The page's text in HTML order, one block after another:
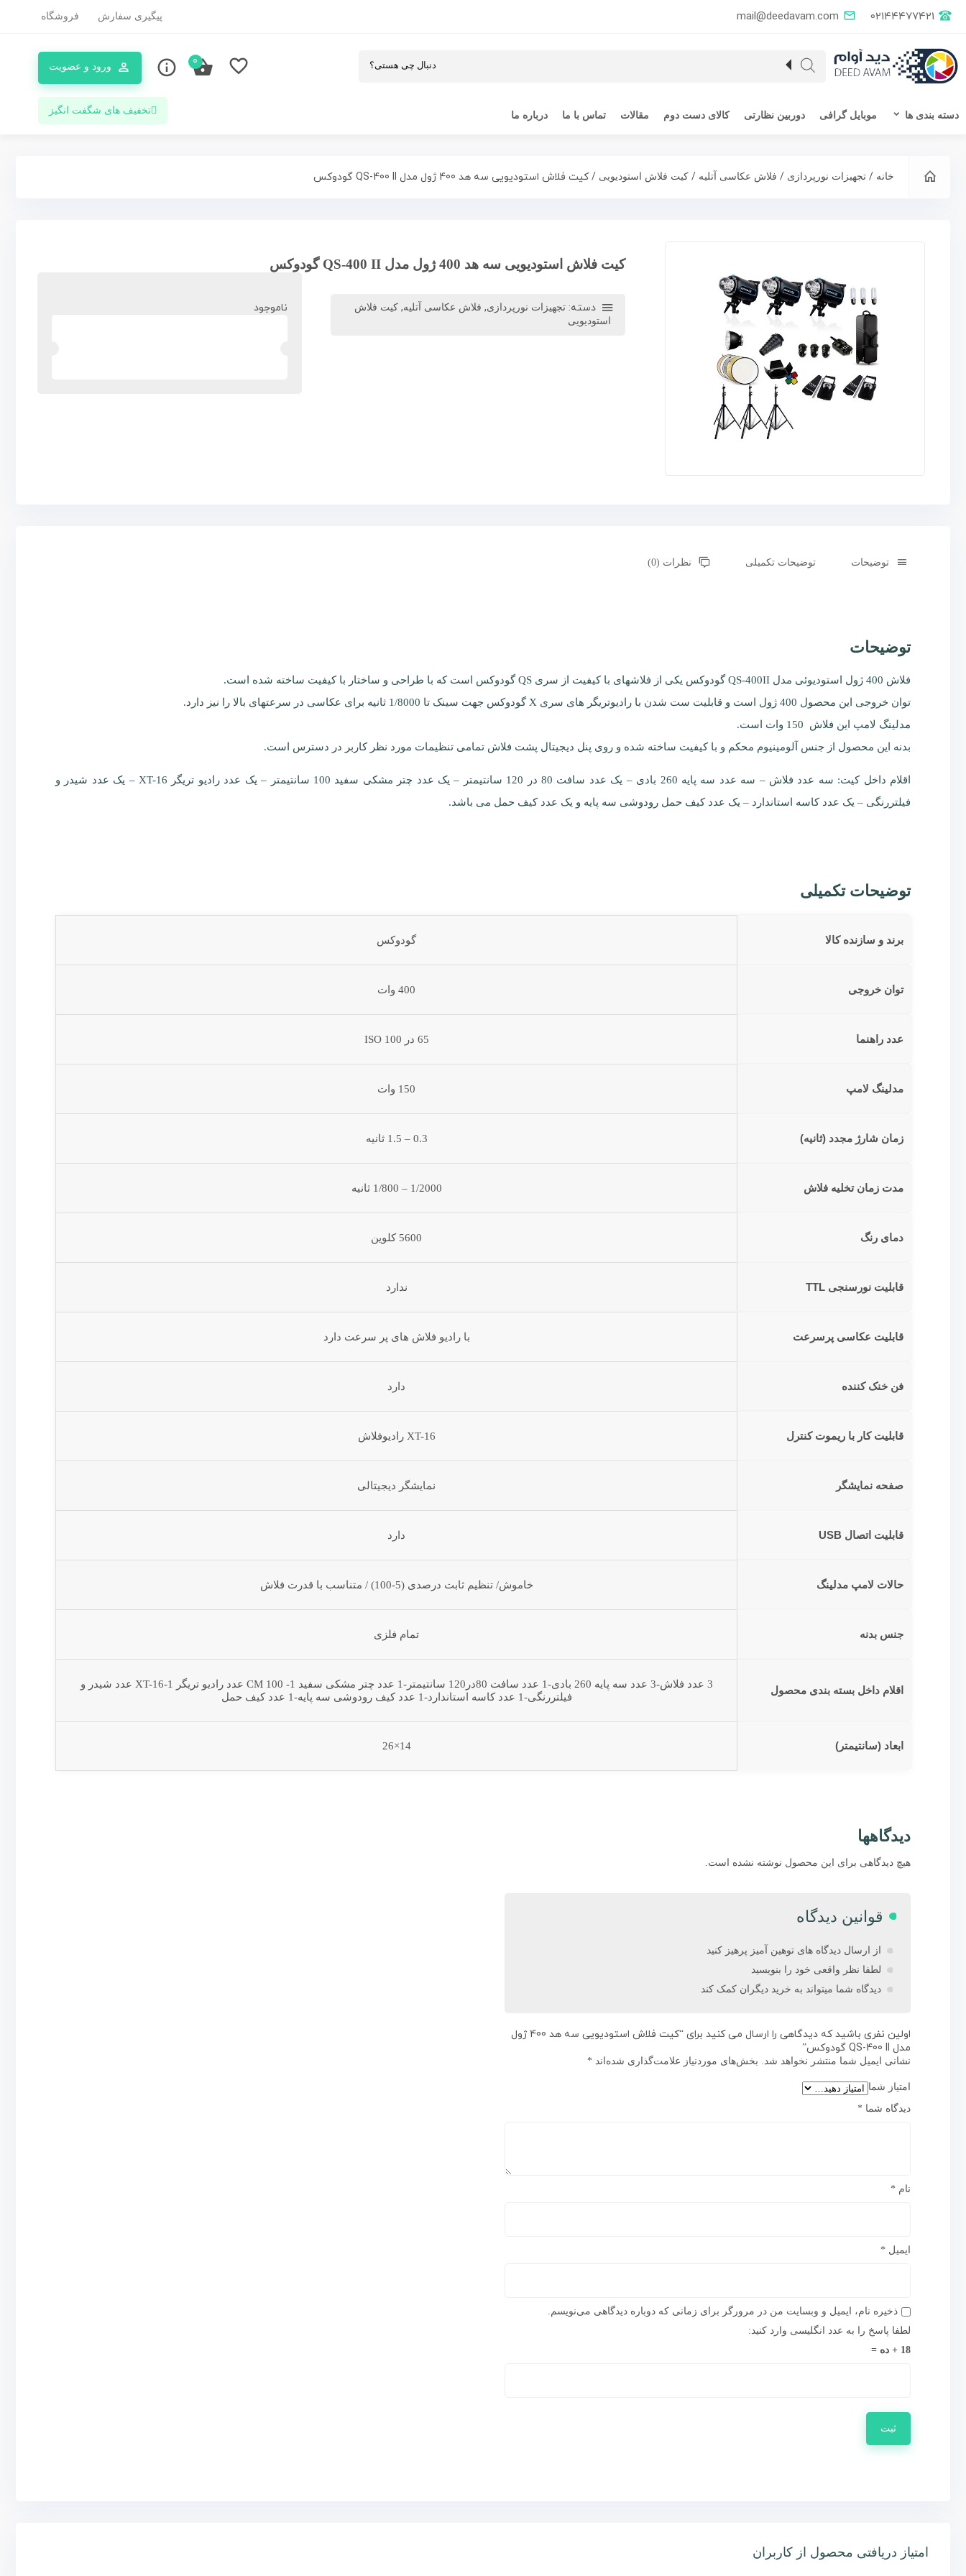
mail@deedavam.com 02144477421 پیگیری سفارش فروشگاه
ورود و عضویت 0
دسته بندی ها موبایل گرافی دوربین نظارتی کالای دست دوم مقالات تماس با ما درباره ما تخفیف های شگفت انگیز
خانه / تجهیزات نورپردازی / فلاش عکاسی آتلیه / کیت فلاش استودیویی / کیت فلاش استودیویی سه هد 400 ژول مدل QS-400 II گودوکس
کیت فلاش استودیویی سه هد 400 ژول مدل QS-400 II گودوکس
دسته: تجهیزات نورپردازی, فلاش عکاسی آتلیه, کیت فلاش
استودیویی
ناموجود
توضیحات توضیحات تکمیلی نظرات (0)
توضیحات
فلاش 400 ژول استودیوئی مدل QS-400II گودوکس یکی از فلاشهای با کیفیت از سری QS گودوکس است که با طراحی و ساختار با کیفیت ساخته شده است.
توان خروجی این محصول 400 ژول است و قابلیت ست شدن با رادیوتریگر های سری X گودوکس جهت سینک تا 1/8000 ثانیه برای عکاسی در سرعتهای بالا را نیز دارد.
مدلینگ لامپ این فلاش 150 وات است.
بدنه این محصول از جنس آلومینیوم محکم و با کیفیت ساخته شده و روی پنل دیجیتال پشت فلاش تمامی تنظیمات مورد نظر کاربر در دسترس است.
اقلام داخل کیت: سه عدد فلاش – سه عدد سه پایه 260 بادی – یک عدد سافت 80 در 120 سانتیمتر – یک عدد چتر مشکی سفید 100 سانتیمتر – یک عدد رادیو تریگر XT-16 – یک عدد شیدر و
فیلتررنگی – یک عدد کاسه استاندارد – یک عدد کیف حمل رودوشی سه پایه و یک عدد کیف حمل می باشد.
توضیحات تکمیلی
برند و سازنده کالا گودوکس
توان خروجی 400 وات
عدد راهنما 65 در ISO 100
مدلینگ لامپ 150 وات
زمان شارژ مجدد (ثانیه) 0.3 – 1.5 ثانیه
مدت زمان تخلیه فلاش 1/2000 – 1/800 ثانیه
دمای رنگ 5600 کلوین
قابلیت نورسنجی TTL ندارد
قابلیت عکاسی پرسرعت با رادیو فلاش های پر سرعت دارد
فن خنک کننده دارد
قابلیت کار با ریموت کنترل XT-16 رادیوفلاش
صفحه نمایشگر نمایشگر دیجیتالی
قابلیت اتصال USB دارد
حالات لامپ مدلینگ خاموش/ تنظیم ثابت درصدی (5-100) / متناسب با قدرت فلاش
جنس بدنه تمام فلزی
اقلام داخل بسته بندی محصول
3 عدد فلاش-3 عدد سه پایه 260 بادی-1 عدد سافت 80در120 سانتیمتر-1 عدد چتر مشکی سفید CM 100 -1 عدد رادیو تریگر XT-16-1 عدد شیدر و
فیلتررنگی-1 عدد کاسه استاندارد-1 عدد کیف رودوشی سه پایه-1 عدد کیف حمل
ابعاد (سانتیمتر) 14×26
دیدگاهها
هیچ دیدگاهی برای این محصول نوشته نشده است.
قوانین دیدگاه
از ارسال دیدگاه های توهین آمیز پرهیز کنید
لطفا نظر واقعی خود را بنویسید
دیدگاه شما میتواند به خرید دیگران کمک کند
اولین نفری باشید که دیدگاهی را ارسال می کنید برای “کیت فلاش استودیویی سه هد 400 ژول
مدل QS-400 II گودوکس”
نشانی ایمیل شما منتشر نخواهد شد. بخش‌های موردنیاز علامت‌گذاری شده‌اند *
امتیاز شما
دیدگاه شما *
نام *
ایمیل *
ذخیره نام، ایمیل و وبسایت من در مرورگر برای زمانی که دوباره دیدگاهی می‌نویسم.
لطفا پاسخ را به عدد انگلیسی وارد کنید:
18 + ده =
امتیاز دریافتی محصول از کاربران